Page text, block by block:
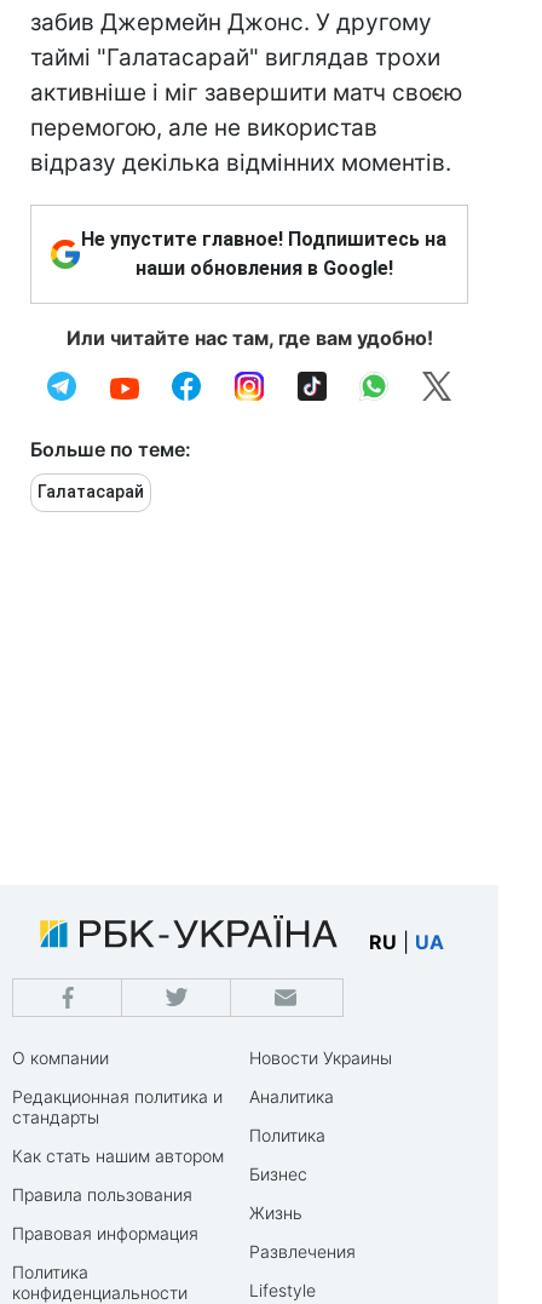
забив Джермейн Джонс. У другому
таймі "Галатасарай" виглядав трохи
активніше і міг завершити матч своєю
перемогою, але не використав
відразу декілька відмінних моментів.
Не упустите главное! Подпишитесь на
наши обновления в Google!
Или читайте нас там, где вам удобно!
Больше по теме:
Галатасарай
RU UA
О компании
Редакционная политика и
стандарты
Как стать нашим автором
Правила пользования
Правовая информация
Политика
конфиденциальности
Новости Украины
Аналитика
Политика
Бизнес
Жизнь
Развлечения
Lifestyle